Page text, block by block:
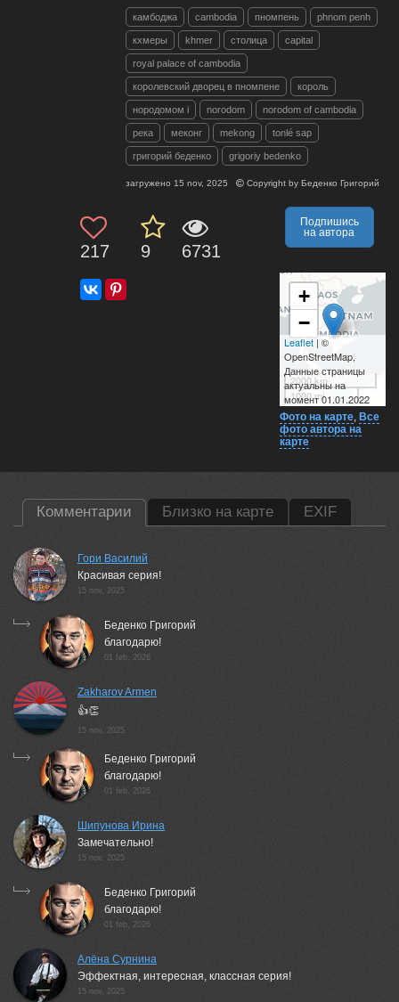
камбоджа cambodia пномпень phnom penh
кхмеры khmer столица capital
royal palace of cambodia
королевский дворец в пномпене король
нородомом i norodom norodom of cambodia
река меконг mekong tonlé sap
григорий беденко grigoriy bedenko
загружено 15 nov, 2025 Copyright by Беденко Григорий
217 9 6731
Подпишись
на автора
+
−
2000 km
1000 mi
Leaflet| ©
OpenStreetMap,
Данные страницы
актуальны на
момент 01.01.2022
Фото на карте, Все
фото автора на
карте
Комментарии Близко на карте EXIF
Гори Василий
Красивая серия!
15 nov, 2025
Беденко Григорий
благодарю!
01 feb, 2026
Zakharov Armen
👍👏
15 nov, 2025
Беденко Григорий
благодарю!
01 feb, 2026
Шипунова Ирина
Замечательно!
15 nov, 2025
Беденко Григорий
благодарю!
01 feb, 2026
Алёна Сурнина
Эффектная, интересная, классная серия!
15 nov, 2025